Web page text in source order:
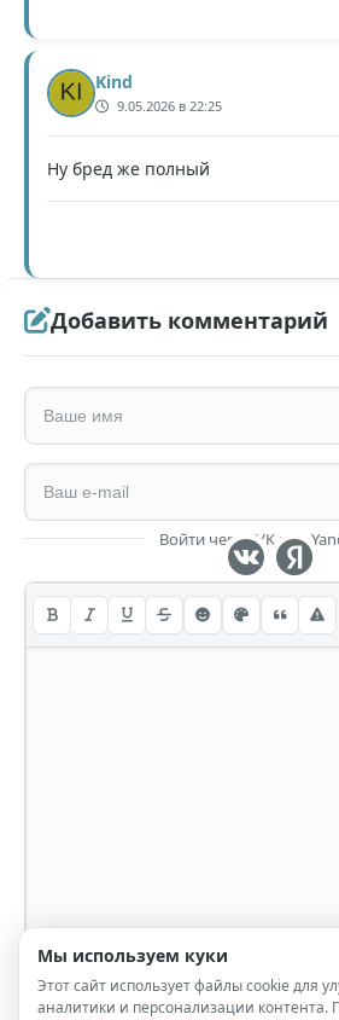
Kind
9.05.2026 в 22:25
Ну бред же полный
Добавить комментарий
Войти через VK или
Мы используем куки
Этот сайт использует файлы cookie для
аналитики и персонализации контента.